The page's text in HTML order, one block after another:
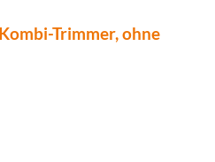
Trimmer, ohne